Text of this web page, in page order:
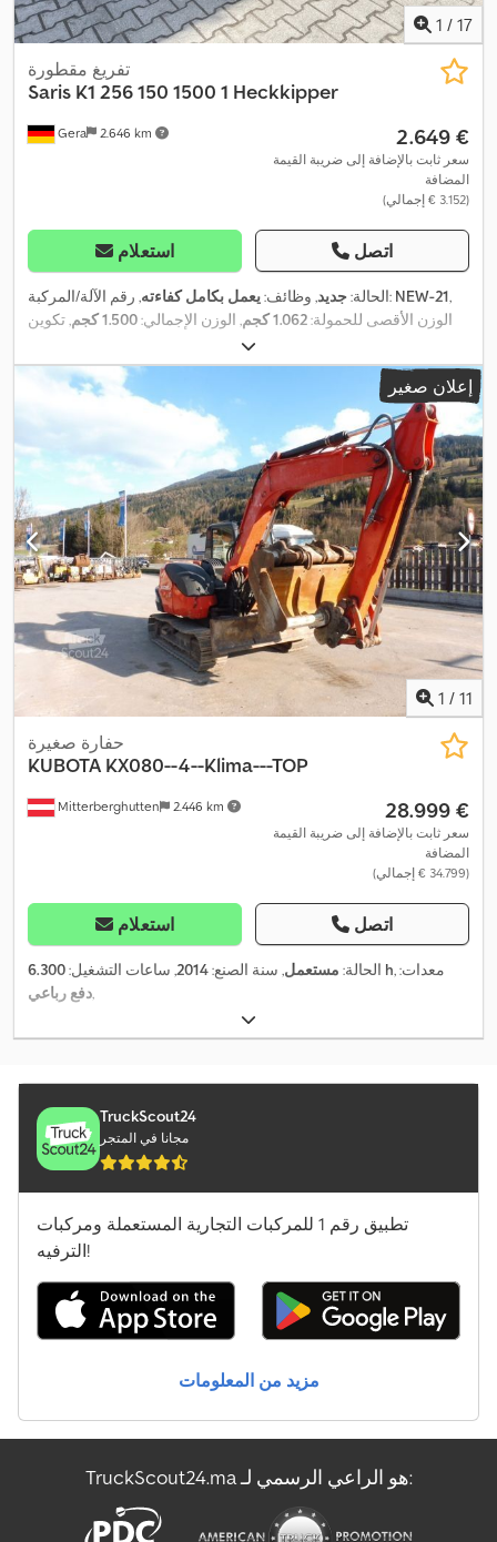
1 / 17
Gera 2.646 km
تفريغ مقطورة
Saris K1 256 150 1500 1 Heckkipper
‏2.649 €
سعر ثابت بالإضافة إلى ضريبة القيمة
المضافة
(‏3.152 € إجمالي)
استعلام اتصل
الحالة:جديد, وظائف:يعمل بكامل كفاءته , رقم الآلة/المركبة: NEW-21,
الوزن الأقصى للحمولة:1.062 كجم , الوزن الإجمالي:1.500 كجم
, تكوين
, طول مساحة التحميل:
التحميل:150 مم , ارتفاع مساحة التحميل:300 مم , السرعة القصوى:100
كم/س, فرامل المقطورة: , سنة الصنع: 2026 ,
إعلان صغير
1 / 11
Mitterberghutten 2.446 km
حفارة صغيرة
KUBOTA KX080--4--Klima---TOP
‏28.999 €
سعر ثابت بالإضافة إلى ضريبة القيمة
المضافة
(‏34.799 € إجمالي)
استعلام اتصل
الحالة: مستعمل, سنة الصنع:2014, ساعات التشغيل: 6.300 h , معدات:
دفع رباعي,
TruckScout24
مجانا في المتجر
تطبيق رقم 1 للمركبات التجارية المستعملة ومركبات
الترفيه!
مزيد من المعلومات
TruckScout24.ma هو الراعي الرسمي لـ: